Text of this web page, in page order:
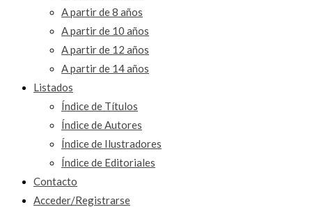
A partir de 8 años
A partir de 10 años
A partir de 12 años
A partir de 14 años
Listados
Índice de Títulos
Índice de Autores
Índice de Ilustradores
Índice de Editoriales
Contacto
Acceder/Registrarse